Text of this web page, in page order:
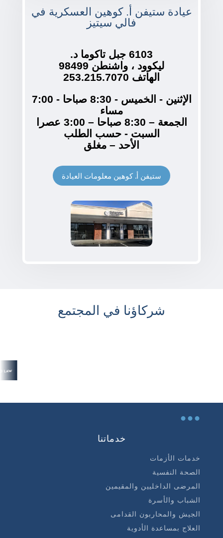
عيادة ستيفن أ. كوهين العسكرية في
فالي سيتيز
6103 جبل تاكوما د.
ليكوود ، واشنطن 98499
الهاتف 253.215.7070
الإثنين - الخميس - 8:30 صباحا - 7:00
مساء
الجمعة – 8:30 صباحا – 3:00 عصرا
السبت - حسب الطلب
الأحد – مغلق
ستيفن أ. كوهين معلومات العيادة
شركاؤنا في المجتمع
...
خدماتنا
خدمات الأزمات
الصحة النفسية
المرضى الداخليين والمقيمين
الشباب والأسرة
الجيش والمحاربون القدامى
العلاج بمساعدة الأدوية